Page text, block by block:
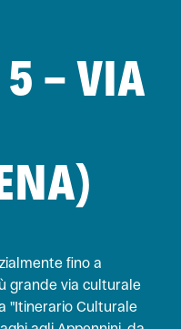
5 - VIA
fino a
grande via culturale
"Itinerario Culturale